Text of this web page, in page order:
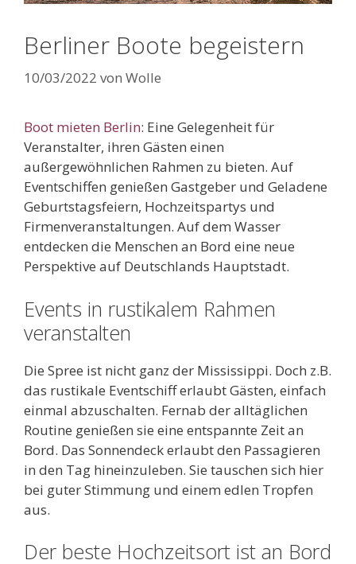
Berliner Boote begeistern
10/03/2022 von Wolle
Boot mieten Berlin: Eine Gelegenheit für
Veranstalter, ihren Gästen einen
außergewöhnlichen Rahmen zu bieten. Auf
Eventschiffen genießen Gastgeber und Geladene
Geburtstagsfeiern, Hochzeitspartys und
Firmenveranstaltungen. Auf dem Wasser
entdecken die Menschen an Bord eine neue
Perspektive auf Deutschlands Hauptstadt.
Events in rustikalem Rahmen
veranstalten
Die Spree ist nicht ganz der Mississippi. Doch z.B.
das rustikale Eventschiff erlaubt Gästen, einfach
einmal abzuschalten. Fernab der alltäglichen
Routine genießen sie eine entspannte Zeit an
Bord. Das Sonnendeck erlaubt den Passagieren
in den Tag hineinzuleben. Sie tauschen sich hier
bei guter Stimmung und einem edlen Tropfen
aus.
Der beste Hochzeitsort ist an Bord